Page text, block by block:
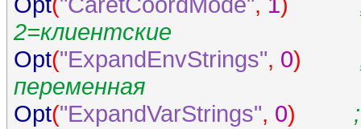
2=клиентские
Opt("ExpandEnvStrings", 0)
переменная
Opt("ExpandVarStrings", 0)